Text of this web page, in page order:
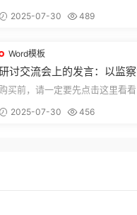
束，本文...
2025-07-30 489
Word模板
讨交流会上的发言：以监
实施条例为纲推动巡察工作高
购买前，请一定要先点击这里看看
束，本文...
2025-07-30 456